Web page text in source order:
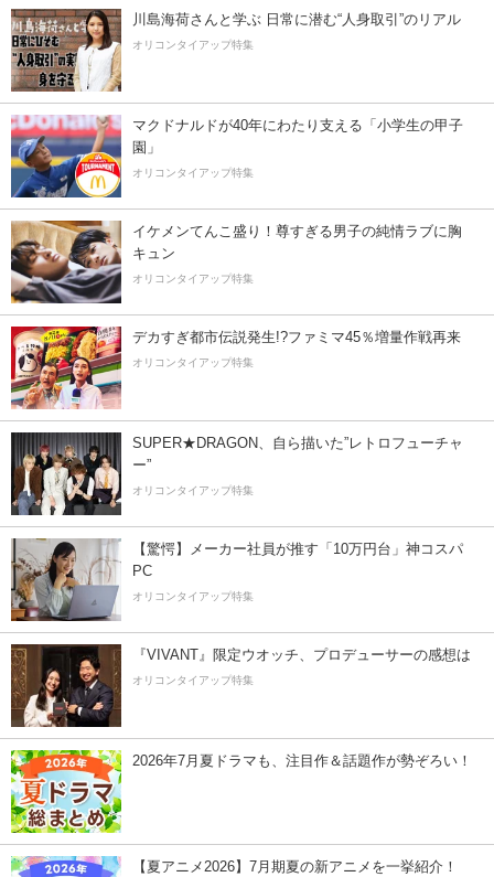
川島海荷さんと学ぶ 日常に潜む“人身取引”のリアル
オリコンタイアップ特集
マクドナルドが40年にわたり支える「小学生の甲子
園」
オリコンタイアップ特集
イケメンてんこ盛り！尊すぎる男子の純情ラブに胸
キュン
オリコンタイアップ特集
デカすぎ都市伝説発生!?ファミマ45％増量作戦再来
オリコンタイアップ特集
SUPER★DRAGON、自ら描いた”レトロフューチャ
ー”
オリコンタイアップ特集
【驚愕】メーカー社員が推す「10万円台」神コスパ
PC
オリコンタイアップ特集
『VIVANT』限定ウオッチ、プロデューサーの感想は
オリコンタイアップ特集
2026年7月夏ドラマも、注目作＆話題作が勢ぞろい！
【夏アニメ2026】7月期夏の新アニメを一挙紹介！